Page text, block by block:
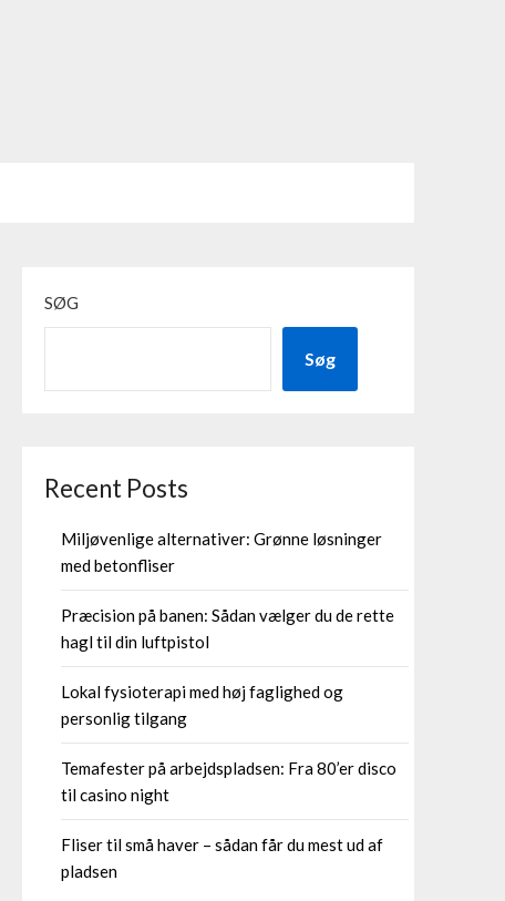
SØG
Søg
Recent Posts
Miljøvenlige alternativer: Grønne løsninger
med betonfliser
Præcision på banen: Sådan vælger du de rette
hagl til din luftpistol
Lokal fysioterapi med høj faglighed og
personlig tilgang
Temafester på arbejdspladsen: Fra 80’er disco
til casino night
Fliser til små haver – sådan får du mest ud af
pladsen